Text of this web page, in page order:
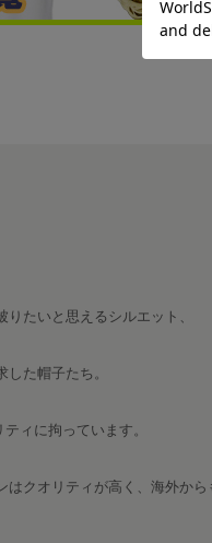
たいと思えるシルエット、
た帽子たち。
ィに拘っています。
はクオリティが高く、海外か